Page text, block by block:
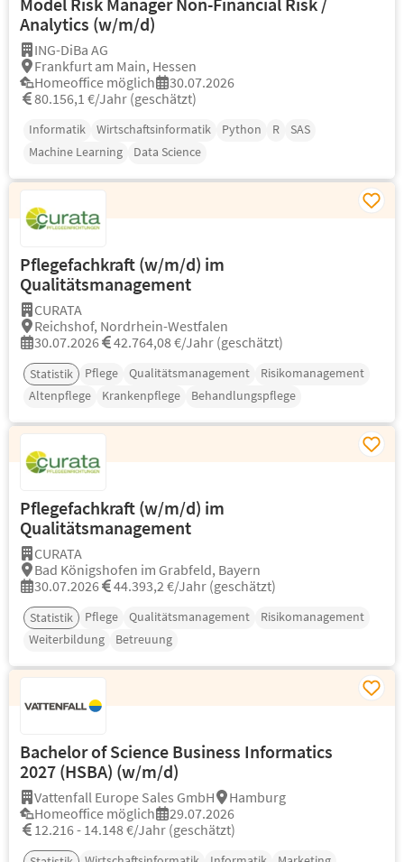
Analytics (w/m/d)
ING-DiBa AG
Frankfurt am Main, Hessen
Homeoffice möglich
30.07.2026
80.156,1 €/Jahr (geschätzt)
Informatik Wirtschaftsinformatik Python R
SAS
Machine Learning
Data Science
Pflegefachkraft (w/m/d) im
Qualitätsmanagement
CURATA
Reichshof, Nordrhein-Westfalen
30.07.2026
42.764,08 €/Jahr (geschätzt)
Statistik Pflege Qualitätsmanagement
Risikomanagement
Altenpflege
Krankenpflege Behandlungspflege
Pflegefachkraft (w/m/d) im
Qualitätsmanagement
CURATA
Bad Königshofen im Grabfeld, Bayern
30.07.2026
44.393,2 €/Jahr (geschätzt)
Statistik Pflege Qualitätsmanagement
Risikomanagement
Weiterbildung
Betreuung
Bachelor of Science Business Informatics
2027 (HSBA) (w/m/d)
Vattenfall Europe Sales GmbH
Hamburg
Homeoffice möglich
29.07.2026
12.216 - 14.148 €/Jahr (geschätzt)